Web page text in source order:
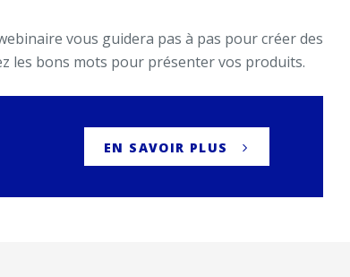
vous guidera pas à pas pour créer des
les bons mots pour présenter vos produits.
EN SAVOIR PLUS